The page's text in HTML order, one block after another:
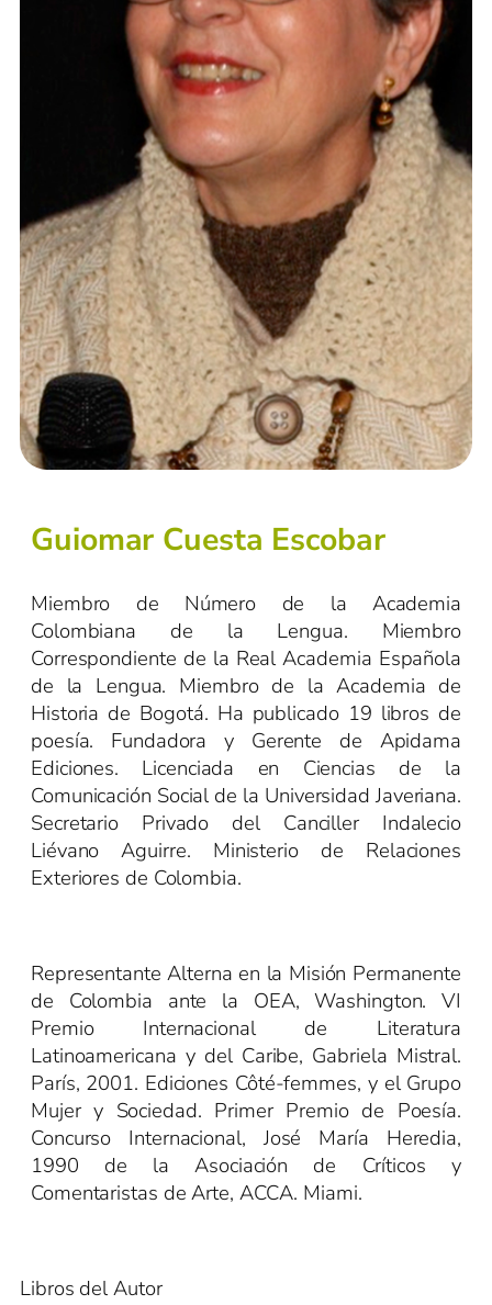
Guiomar Cuesta Escobar
Miembro de Número de la Academia
Colombiana de la Lengua. Miembro
Correspondiente de la Real Academia Española
de la Lengua. Miembro de la Academia de
Historia de Bogotá. Ha publicado 19 libros de
poesía. Fundadora y Gerente de Apidama
Ediciones. Licenciada en Ciencias de la
Comunicación Social de la Universidad Javeriana.
Secretario Privado del Canciller Indalecio
Liévano Aguirre. Ministerio de Relaciones
Exteriores de Colombia.
Representante Alterna en la Misión Permanente
de Colombia ante la OEA, Washington. VI
Premio Internacional de Literatura
Latinoamericana y del Caribe, Gabriela Mistral.
París, 2001. Ediciones Côté-femmes, y el Grupo
Mujer y Sociedad. Primer Premio de Poesía.
Concurso Internacional, José María Heredia,
1990 de la Asociación de Críticos y
Comentaristas de Arte, ACCA. Miami.
Libros del Autor